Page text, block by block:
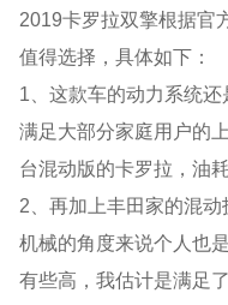
2019卡罗拉双擎根据官
值得选择，具体如下：
1、这款车的动力系统
满足大部分家庭用户的
台混动版的卡罗拉，油
2、再加上丰田家的混
机械的角度来说个人也
有些高，我估计是满足